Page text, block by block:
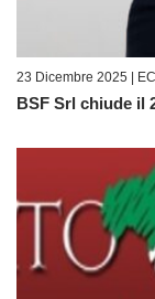
23 Dicembre 2025 |
BSF Srl chiude il